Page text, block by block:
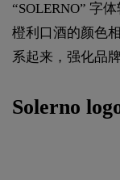
“SOLERNO” 字
橙利口酒的颜色
系起来，强化品
Solerno